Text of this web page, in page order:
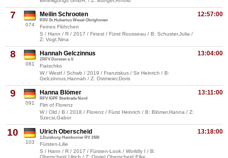
7
074
12:57:00
Meilin Schrooten
RSV St.Hubertus Wesel-Obrighoven
Feines Flöhchen
S / Hann / R / 2017 / Finest / Fürst Rousseau / B: Schuster,Julia /
Z: Vogt,Nina
8
081
13:04:00
Hannah Gelczinnus
ZRFV Dorsten e.V.
Fiatschko
W / Westf / Schwb / 2019 / Franziskus / Sir Heinrich / B:
Gelczinnus,Hannah / Z: Ostmeier,Doris
9
091
13:11:00
Hanna Blömer
RFV IGPF Sterkrade Nord
Flirt of Florenz
W / Old / B / 2018 / Florenz / Fürst Heinrich / B: Blömer,Hanna / Z:
Szecsi,Gabor
10
103
13:18:00
Ulrich Oberscheid
1.Duisburg-Hamborner RV 1926
Fürsten-Lilie
S / Hann / R / 2017 / Fürsten-Look / Worldly I / B:
Oberscheid,Ulrich / Z: Opriel Oberscheid,Elke